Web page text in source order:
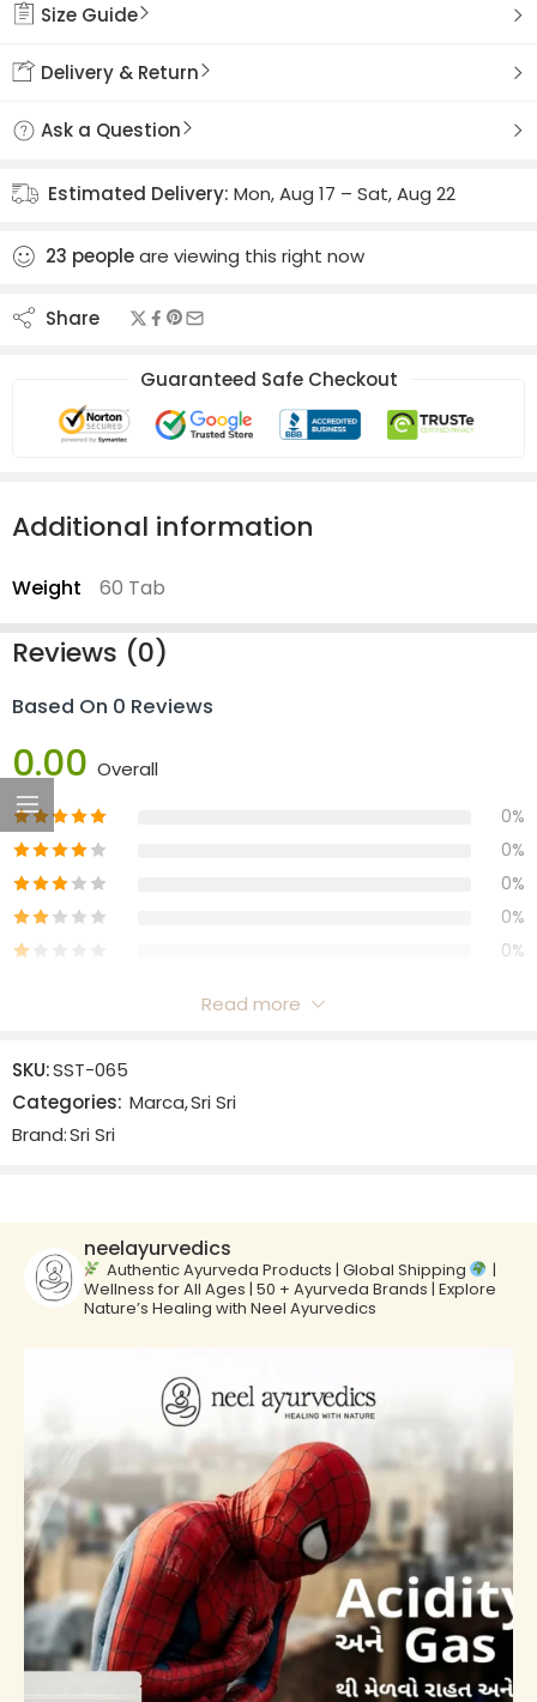
Size Guide
Delivery & Return
Ask a Question
Estimated Delivery: Mon, Aug 17 – Sat, Aug 22
23 peopleare viewing this right now
Share
Guaranteed Safe Checkout
Additional information
Weight 60 Tab
Reviews (0)
Based On 0 Reviews
0.00 Overall
0%
0%
0%
0%
0%
There are no reviews yet.
Read more
SKU:SST-065
Categories: Marca,Sri Sri
Brand:Sri Sri
neelayurvedics
Authentic Ayurveda Products | Global Shipping
|
Wellness for All Ages | 50 + Ayurveda Brands | Explore
Nature’s Healing with Neel Ayurvedics